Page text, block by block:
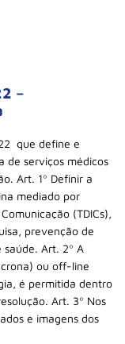
–
que define e
de serviços médicos
Art. 1º Definir a
mediado por
(TDICs),
prevenção de
Art. 2º A
ou off-line
é permitida dentro
Art. 3º Nos
e imagens dos